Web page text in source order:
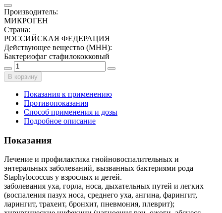
Производитель:
МИКРОГЕН
Страна:
РОССИЙСКАЯ ФЕДЕРАЦИЯ
Действующее вещество (МНН):
Бактериофаг стафилококковый
В корзину
Показания к применению
Противопоказания
Способ применения и дозы
Подробное описание
Показания
Лечение и профилактика гнойновоспалительных и
энтеральных заболеваний, вызванных бактериями рода
Staphylococcus у взрослых и детей.
заболевания уха, горла, носа, дыхательных путей и легких
(воспаления пазух носа, среднего уха, ангина, фарингит,
ларингит, трахеит, бронхит, пневмония, плеврит);